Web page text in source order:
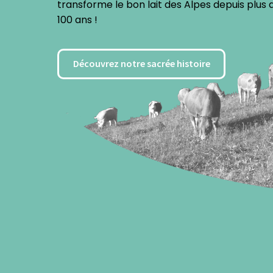
transforme le bon lait des Alpes depuis plus
100 ans !
Découvrez notre sacrée histoire